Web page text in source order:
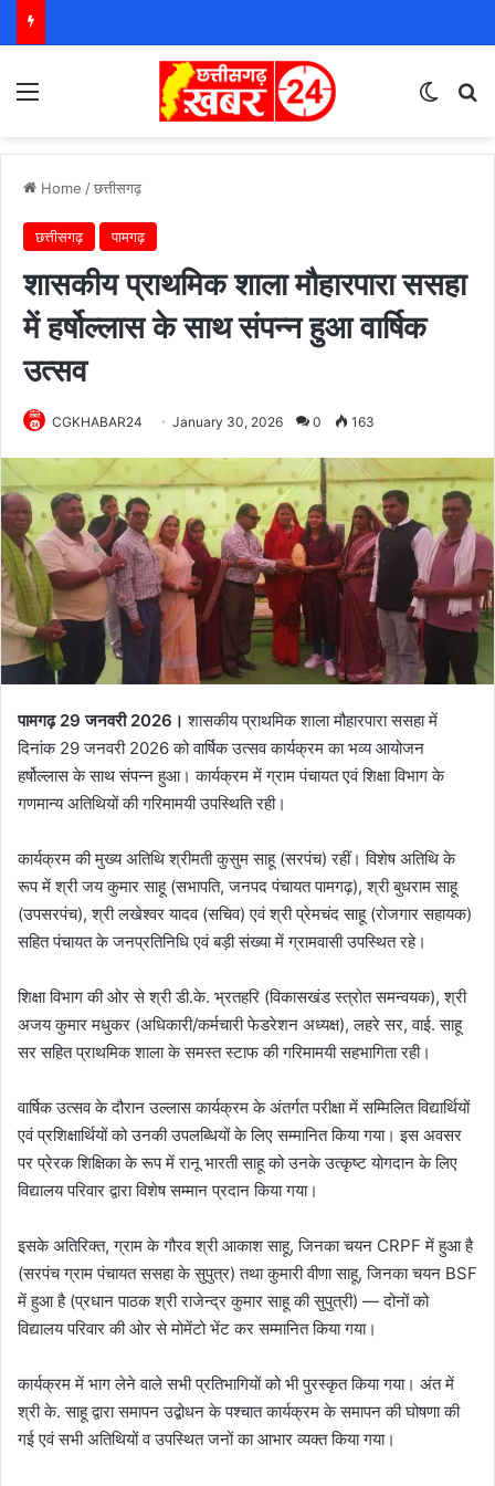
Home /छत्तीसगढ़
छत्तीसगढ़ पामगढ़
शासकीय प्राथमिक शाला मौहारपारा ससहा
में हर्षोल्लास के साथ संपन्न हुआ वार्षिक
उत्सव
CGKHABAR24 January 30, 2026 0 163
पामगढ़ 29 जनवरी 2026।शासकीय प्राथमिक शाला मौहारपारा ससहा में
दिनांक 29 जनवरी 2026 को वार्षिक उत्सव कार्यक्रम का भव्य आयोजन
हर्षोल्लास के साथ संपन्न हुआ। कार्यक्रम में ग्राम पंचायत एवं शिक्षा विभाग के
गणमान्य अतिथियों की गरिमामयी उपस्थिति रही।
कार्यक्रम की मुख्य अतिथि श्रीमती कुसुम साहू (सरपंच) रहीं। विशेष अतिथि के
रूप में श्री जय कुमार साहू (सभापति, जनपद पंचायत पामगढ़), श्री बुधराम साहू
(उपसरपंच), श्री लखेश्वर यादव (सचिव) एवं श्री प्रेमचंद साहू (रोजगार सहायक)
सहित पंचायत के जनप्रतिनिधि एवं बड़ी संख्या में ग्रामवासी उपस्थित रहे।
शिक्षा विभाग की ओर से श्री डी.के. भ्रतहरि (विकासखंड स्त्रोत समन्वयक), श्री
अजय कुमार मधुकर (अधिकारी/कर्मचारी फेडरेशन अध्यक्ष), लहरे सर, वाई. साहू
सर सहित प्राथमिक शाला के समस्त स्टाफ की गरिमामयी सहभागिता रही।
वार्षिक उत्सव के दौरान उल्लास कार्यक्रम के अंतर्गत परीक्षा में सम्मिलित विद्यार्थियों
एवं प्रशिक्षार्थियों को उनकी उपलब्धियों के लिए सम्मानित किया गया। इस अवसर
पर प्रेरक शिक्षिका के रूप में रानू भारती साहू को उनके उत्कृष्ट योगदान के लिए
विद्यालय परिवार द्वारा विशेष सम्मान प्रदान किया गया।
इसके अतिरिक्त, ग्राम के गौरव श्री आकाश साहू, जिनका चयन CRPF में हुआ है
(सरपंच ग्राम पंचायत ससहा के सुपुत्र) तथा कुमारी वीणा साहू, जिनका चयन BSF
में हुआ है (प्रधान पाठक श्री राजेन्द्र कुमार साहू की सुपुत्री) — दोनों को
विद्यालय परिवार की ओर से मोमेंटो भेंट कर सम्मानित किया गया।
कार्यक्रम में भाग लेने वाले सभी प्रतिभागियों को भी पुरस्कृत किया गया। अंत में
श्री के. साहू द्वारा समापन उद्बोधन के पश्चात कार्यक्रम के समापन की घोषणा की
गई एवं सभी अतिथियों व उपस्थित जनों का आभार व्यक्त किया गया।